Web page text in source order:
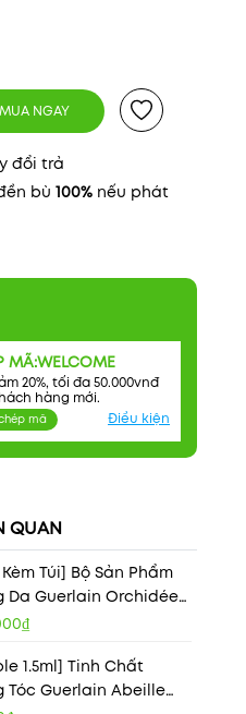
MUA NGAY
đổi trả
bù100% nếu phát
MÃ:WELCOME
20%, tối đa 50.000vnđ
hàng mới.
mã Điều kiện
QUAN
Túi] Bộ Sản Phẩm
Da Guerlain Orchidée
Skincare Gift Set
1.5ml] Tinh Chất
Tóc Guerlain Abeille